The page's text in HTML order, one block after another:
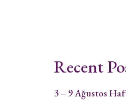
Recent
3 – 9 Ağustos